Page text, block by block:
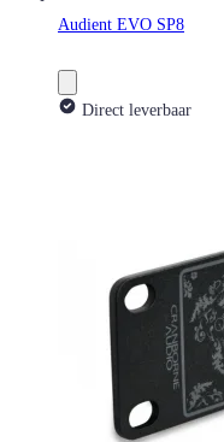
Audient EVO SP8
Direct leverbaar